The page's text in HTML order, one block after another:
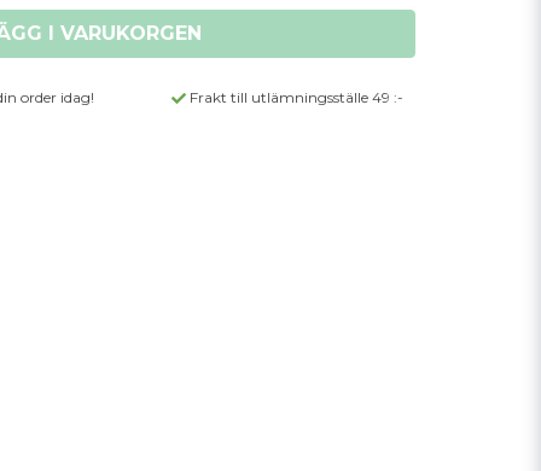
I VARUKORGEN
order idag!
Frakt till utlämningsställe 49 :-